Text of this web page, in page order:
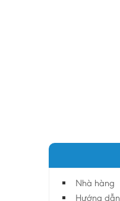
Nhà hàng
Hướng dẫn